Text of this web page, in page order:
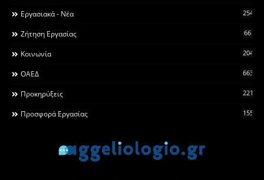
Εργασιακά - Νέα 2546
Ζήτηση Εργασίας 66
Κοινωνία 2044
ΟΑΕΔ 663
Προκηρύξεις 2215
Προσφορά Εργασίας 155